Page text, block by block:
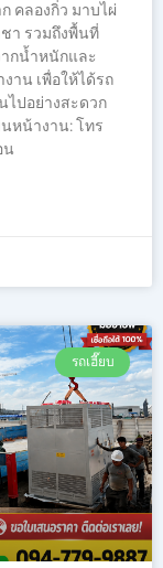
คลองกิ่ว มาบไผ่
า รวมถึงพื้นที่
ากน้ำหนักและ
าน เพื่อให้ได้รถ
ไปอย่างสะดวก
หน้างาน: โทร
น
รถเฮี๊ยบ